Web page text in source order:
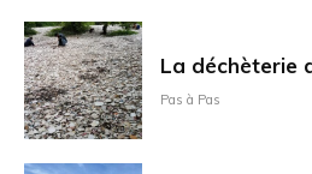
La déchèterie
Pas à Pas